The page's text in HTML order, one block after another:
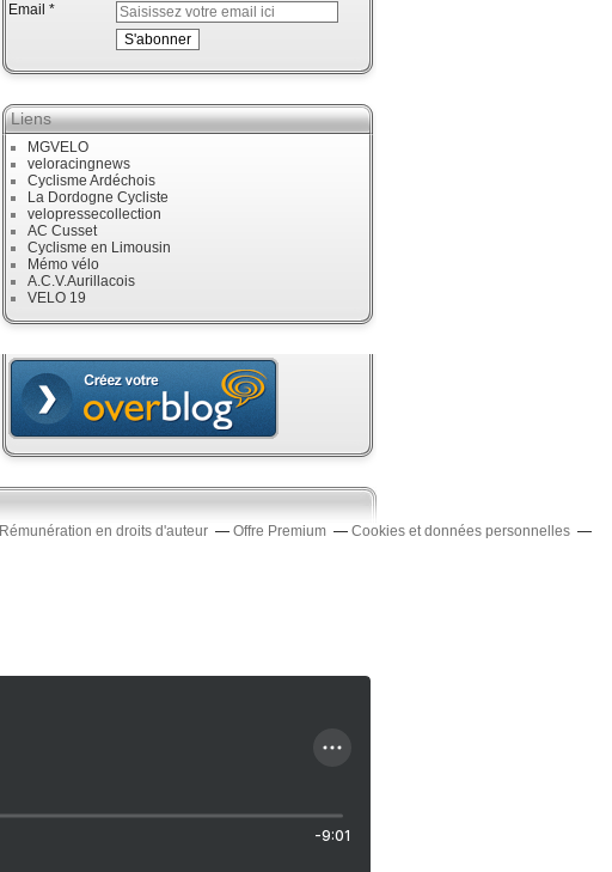
Email
Liens
MGVELO
veloracingnews
Cyclisme Ardéchois
La Dordogne Cycliste
velopressecollection
AC Cusset
Cyclisme en Limousin
Mémo vélo
A.C.V.Aurillacois
VELO 19
Rémunération en droits d'auteur Offre Premium
Cookies et données personnelles
-9:01